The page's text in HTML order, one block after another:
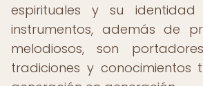
espirituales y su identidad
instrumentos, además de
melodiosos, son
tradiciones y conocimientos